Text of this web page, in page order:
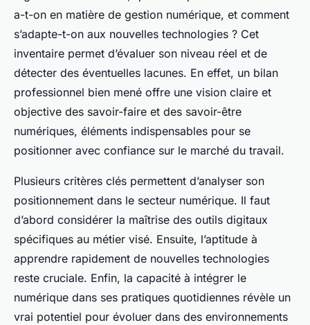
a-t-on en matière de gestion numérique, et comment
s’adapte-t-on aux nouvelles technologies ? Cet
inventaire permet d’évaluer son niveau réel et de
détecter des éventuelles lacunes. En effet, un bilan
professionnel bien mené offre une vision claire et
objective des savoir-faire et des savoir-être
numériques, éléments indispensables pour se
positionner avec confiance sur le marché du travail.
Plusieurs critères clés permettent d’analyser son
positionnement dans le secteur numérique. Il faut
d’abord considérer la maîtrise des outils digitaux
spécifiques au métier visé. Ensuite, l’aptitude à
apprendre rapidement de nouvelles technologies
reste cruciale. Enfin, la capacité à intégrer le
numérique dans ses pratiques quotidiennes révèle un
vrai potentiel pour évoluer dans des environnements